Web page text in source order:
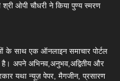
श्री ओपी चौधरी ने किया पुण्य स्मरण
के साथ एक ऑनलाइन समाचार पोर्टल
अपने अभिनव,अनुभव,अद्वितीय और
यथा न्यूज़ पेपर, मैगजीन, प्रसारण